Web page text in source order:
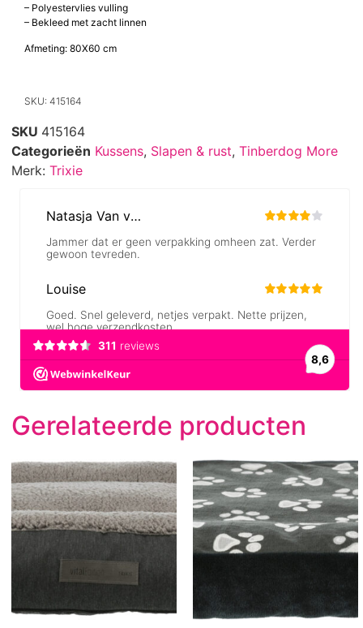
– Polyestervlies vulling
– Bekleed met zacht linnen
Afmeting: 80X60 cm
SKU: 415164
SKU 415164
Categorieën Kussens, Slapen & rust, Tinberdog More
Merk: Trixie
Gerelateerde producten